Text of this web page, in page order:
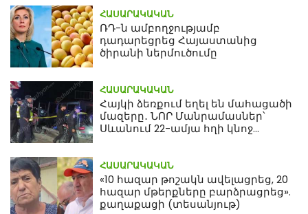
ՀԱՍԱՐԱԿԱԿԱՆ
ՌԴ-ն ամբողջությամբ
դադարեցրեց Հայաստանից
ծիրանի ներմուծումը
ՀԱՍԱՐԱԿԱԿԱՆ
Հայկի ձեռքում եղել են մահացածի
մազերը․ ՆՈՐ Մանրամասներ՝
Սևանում 22-ամյա հղի կնոջ
ՀԱՍԱՐԱԿԱԿԱՆ
«10 հազար թոշակն ավելացրեց, 20
հազար մթերքները բարձրացրեց».
քաղաքացի (տեսանյութ)